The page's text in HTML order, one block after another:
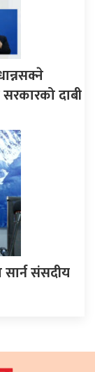
दाबी
सार्न संसदीय